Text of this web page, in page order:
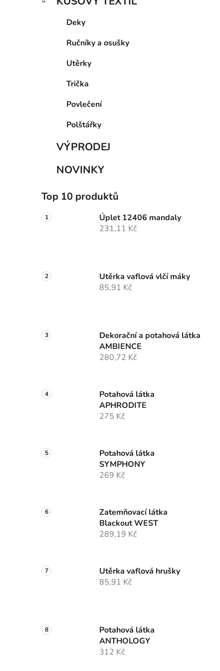
Deky
Ručníky a osušky
Utěrky
Trička
Povlečení
Polštářky
VÝPRODEJ
NOVINKY
Top 10 produktů
Úplet 12406 mandaly
231,11 Kč
Utěrka vaflová vlčí máky
85,91 Kč
Dekorační a potahová látka
AMBIENCE
280,72 Kč
Potahová látka
APHRODITE
275 Kč
Potahová látka
SYMPHONY
269 Kč
Zatemňovací látka
Blackout WEST
289,19 Kč
Utěrka vaflová hrušky
85,91 Kč
Potahová látka
ANTHOLOGY
312 Kč